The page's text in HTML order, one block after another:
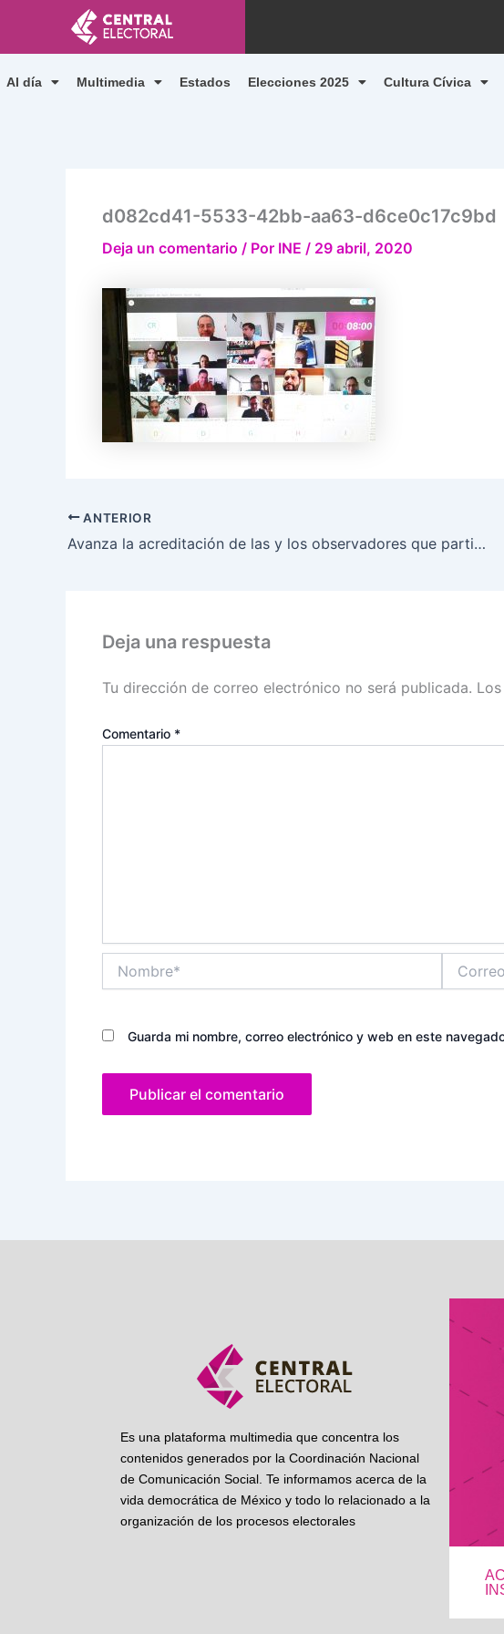
contenido
Al día Multimedia Estados Elecciones 2025 Cultura Cívica
d082cd41-5533-42bb-aa63-d6ce0c17c9bd
Deja un comentario / Por INE / 29 abril, 2020
ANTERIOR
Avanza la acreditación de las y los observadores que participarán en los Procesos Electorales de Coahuila e Hidalgo
Deja una respuesta
Tu dirección de correo electrónico no será publicada.
Comentario *
Guarda mi nombre, correo electrónico y web en este
Es una plataforma multimedia que concentra los
contenidos generados por la Coordinación Nacional
de Comunicación Social. Te informamos acerca de la
vida democrática de México y todo lo relacionado a la
organización de los procesos electorales